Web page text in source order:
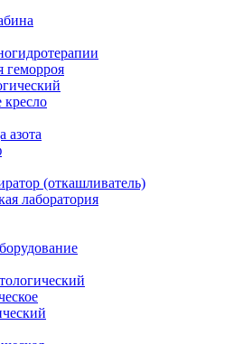
геморроя
кресло
азота
(откашливатель)
лаборатория